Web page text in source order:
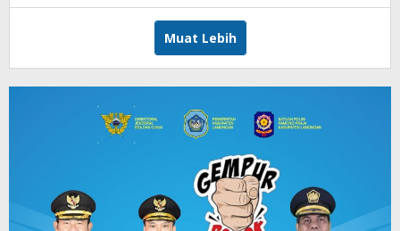
Muat Lebih